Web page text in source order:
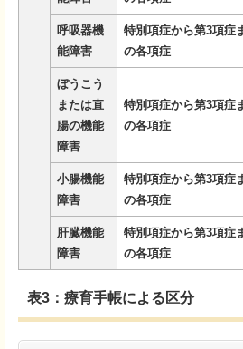
呼吸器機
能障害
特別項症から第3項症
の各項症
ぼうこう
または直
腸の機能
障害
特別項症から第3項症
の各項症
小腸機能
障害
特別項症から第3項症
の各項症
肝臓機能
障害
特別項症から第3項症
の各項症
表3：療育手帳による区分